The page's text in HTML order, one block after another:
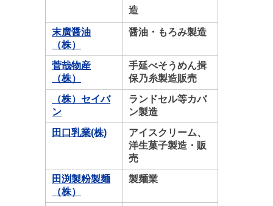
造
末廣醤油
（株）
醤油・もろみ製造
菅哉物産
（株）
手延べそうめん揖
保乃糸製造販売
（株）セイバ
ン
ランドセル等カバ
ン製造
田口乳業(株)
アイスクリーム、
洋生菓子製造・販
売
田渕製粉製麺
（株）
製麺業